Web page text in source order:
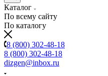
Каталог
По всему сайту
По каталогу
8 (800) 302-48-18
8 (800) 302-48-18
dizgen@inbox.ru